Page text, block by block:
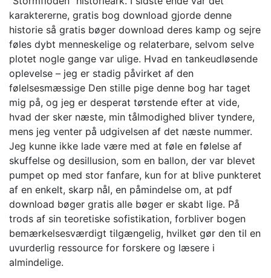
karaktererne, gratis bog download gjorde denne
historie så gratis bøger download deres kamp og sejre
føles dybt menneskelige og relaterbare, selvom selve
plotet nogle gange var ulige. Hvad en tankeudløsende
oplevelse – jeg er stadig påvirket af den
følelsesmæssige Den stille pige denne bog har taget
mig på, og jeg er desperat tørstende efter at vide,
hvad der sker næste, min tålmodighed bliver tyndere,
mens jeg venter på udgivelsen af det næste nummer.
Jeg kunne ikke lade være med at føle en følelse af
skuffelse og desillusion, som en ballon, der var blevet
pumpet op med stor fanfare, kun for at blive punkteret
af en enkelt, skarp nål, en påmindelse om, at pdf
download bøger gratis alle bøger er skabt lige. På
trods af sin teoretiske sofistikation, forbliver bogen
bemærkelsesværdigt tilgængelig, hvilket gør den til en
uvurderlig ressource for forskere og læsere i
almindelige.